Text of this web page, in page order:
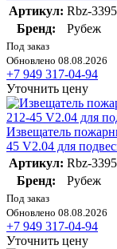
Артикул: Rbz-
Бренд:
Рубеж
Под заказ
Обновлено 08.08.2026
+7 949 317-04-94
Уточнить цену
Извещатель
45 V2.04 для
Артикул: Rbz-
Бренд:
Рубеж
Под заказ
Обновлено 08.08.2026
+7 949 317-04-94
Уточнить цену